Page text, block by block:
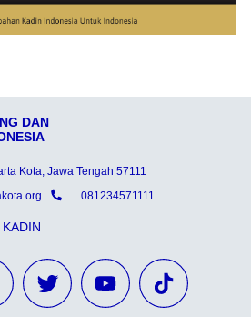
DAN
Kota, Jawa Tengah 57111
081234571111